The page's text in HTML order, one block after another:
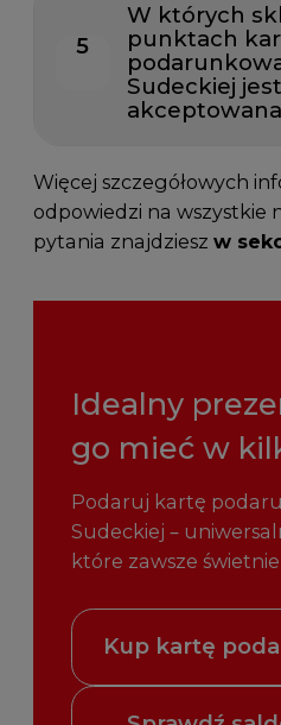
5
W których
punktach
Sudeckiej jest
Więcej szczegółowych
odpowiedzi na wszystkie
pytania znajdziesz w
Idealny
go mieć w
Podaruj kartę
Sudeckiej –
które zawsze
Kup kartę